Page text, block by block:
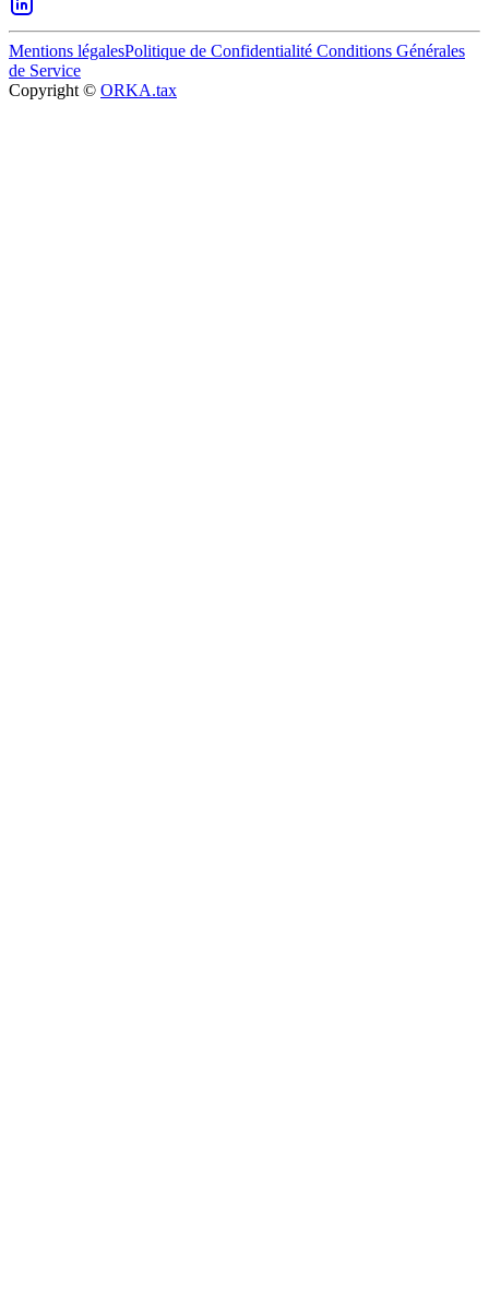
Mentions légalesPolitique de Confidentialité Conditions Générales
de Service
Copyright © ORKA.tax